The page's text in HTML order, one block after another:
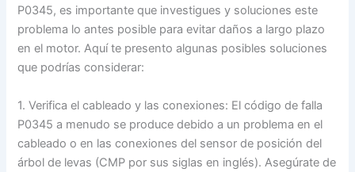
P0345, es importante que investigues y soluciones este
problema lo antes posible para evitar daños a largo plazo
en el motor. Aquí te presento algunas posibles soluciones
que podrías considerar:
1. Verifica el cableado y las conexiones: El código de falla
P0345 a menudo se produce debido a un problema en el
cableado o en las conexiones del sensor de posición del
árbol de levas (CMP por sus siglas en inglés). Asegúrate de